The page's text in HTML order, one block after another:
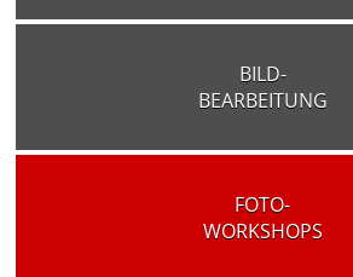
BILD-
BEARBEITUNG
FOTO-
WORKSHOPS